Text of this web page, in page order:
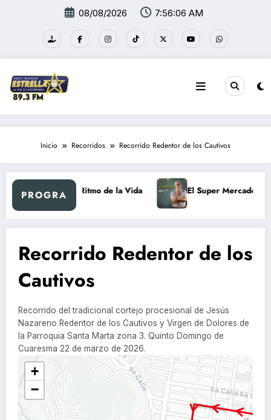
08/08/2026 7:56:07 AM
Inicio Recorridos Recorrido Redentor de los Cautivos
PROGRAAl Ritmo de la Vida El Super Mercadón
Recorrido Redentor de los
Cautivos
Recorrido del tradicional cortejo procesional de Jesús
Nazareno Redentor de los Cautivos y Virgen de Dolores de
la Parroquia Santa Marta zona 3. Quinto Domingo de
Cuaresma 22 de marzo de 2026.
+
−